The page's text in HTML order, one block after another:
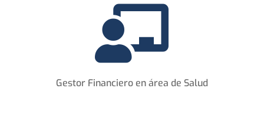

Gestor Financiero en área de Salud